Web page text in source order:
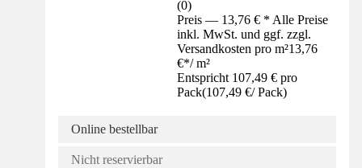
(0)
Preis — 13,76 € * Alle Preise
inkl. MwSt. und ggf. zzgl.
Versandkosten pro m²13,76
€*/ m²
Entspricht 107,49 € pro
Pack(107,49 €/ Pack)
Online bestellbar
Nicht reservierbar